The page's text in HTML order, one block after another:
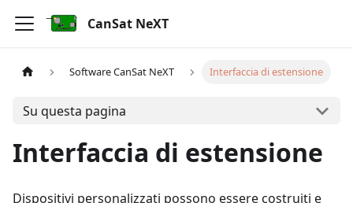
CanSat NeXT
Software CanSat NeXT Interfaccia di estensione
Su questa pagina
Interfaccia di estensione
Dispositivi personalizzati possono essere costruiti e